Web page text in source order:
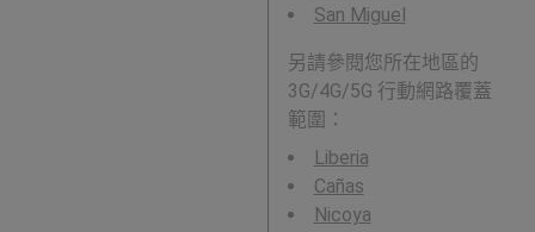
San Miguel
另請參閱您所在地區的
3G/4G/5G 行動網路覆蓋
範圍：
Liberia
Cañas
Nicoya